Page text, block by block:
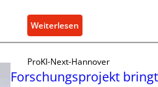
Weiterlesen:
V
r
n
ProKI-Next-Hannover
Forschungsprojekt